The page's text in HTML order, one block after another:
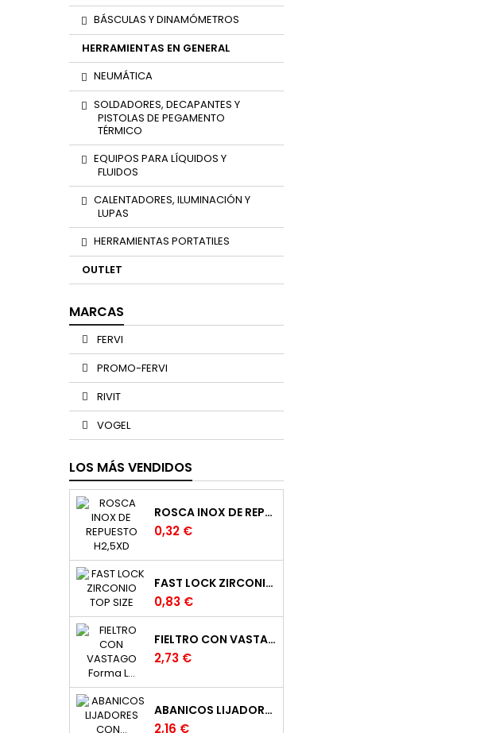
BÁSCULAS Y DINAMÓMETROS
HERRAMIENTAS EN GENERAL
NEUMÁTICA
SOLDADORES, DECAPANTES Y
PISTOLAS DE PEGAMENTO
TÉRMICO
EQUIPOS PARA LÍQUIDOS Y
FLUIDOS
CALENTADORES, ILUMINACIÓN Y
LUPAS
HERRAMIENTAS PORTATILES
OUTLET
MARCAS
FERVI
PROMO-FERVI
RIVIT
VOGEL
LOS MÁS VENDIDOS
ROSCA INOX DE REPUESTO H2,5XD
0,32 €
FAST LOCK ZIRCONIO TOP SIZE
0,83 €
FIELTRO CON VASTAGO FORMA L DE 20 X 25 EJE DE 6 MM.
2,73 €
ABANICOS LIJADORES CON MANGO EN TELA
2,16 €